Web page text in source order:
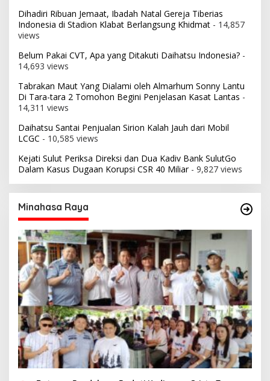
Dihadiri Ribuan Jemaat, Ibadah Natal Gereja Tiberias
Indonesia di Stadion Klabat Berlangsung Khidmat - 14,857
views
Belum Pakai CVT, Apa yang Ditakuti Daihatsu Indonesia? -
14,693 views
Tabrakan Maut Yang Dialami oleh Almarhum Sonny Lantu
Di Tara-tara 2 Tomohon Begini Penjelasan Kasat Lantas -
14,311 views
Daihatsu Santai Penjualan Sirion Kalah Jauh dari Mobil
LCGC - 10,585 views
Kejati Sulut Periksa Direksi dan Dua Kadiv Bank SulutGo
Dalam Kasus Dugaan Korupsi CSR 40 Miliar- 9,827 views
Minahasa Raya